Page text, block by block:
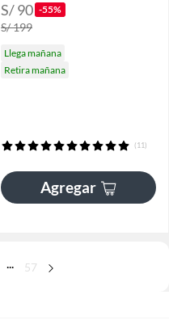
S/ 90 -55%
S/ 199
Llega mañana
Retira mañana
(11)
Agregar
... 57